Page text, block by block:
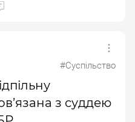
#Суспільство
з суддею